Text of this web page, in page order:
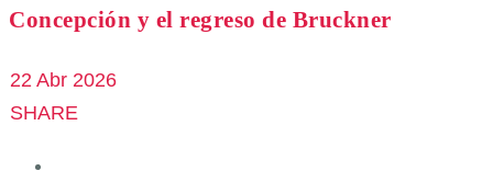
Concepción y el regreso de Bruckner
22 Abr 2026
SHARE